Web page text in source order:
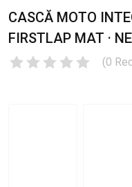
CASCĂ MOTO
FIRSTLAP MAT ·
(0